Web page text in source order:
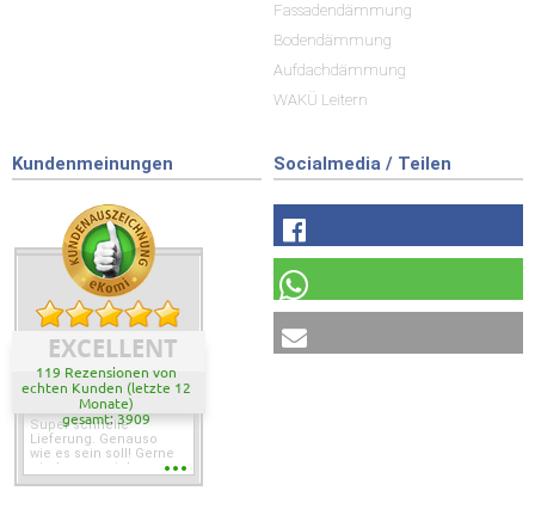
Fassadendämmung
Bodendämmung
Aufdachdämmung
WAKÜ Leitern
Kundenmeinungen
EXCELLENT
119 Rezensionen von
echten Kunden (letzte 12
Monate)
gesamt: 3909
Super schnelle
Lieferung. Genauso
wie es sein soll! Gerne
wieder wenn ich was
Socialmedia / Teilen